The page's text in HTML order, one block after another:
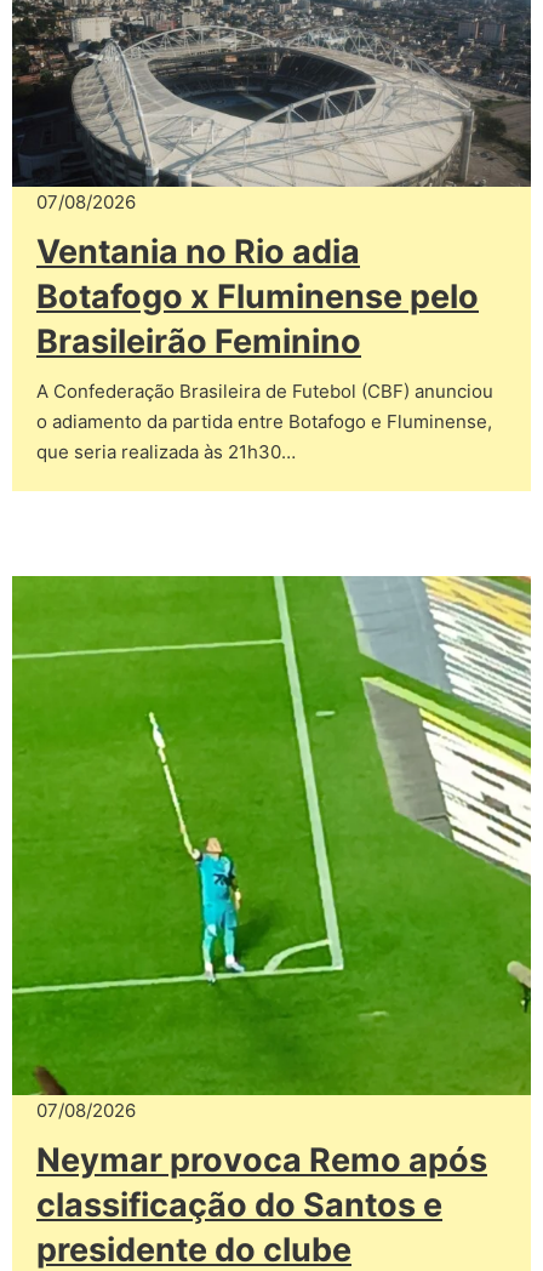
07/08/2026
Ventania no Rio adia
Botafogo x Fluminense pelo
Brasileirão Feminino
A Confederação Brasileira de Futebol (CBF) anunciou
o adiamento da partida entre Botafogo e Fluminense,
que seria realizada às 21h30…
07/08/2026
Neymar provoca Remo após
classificação do Santos e
presidente do clube